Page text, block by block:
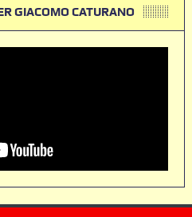
GIACOMO CATURANO